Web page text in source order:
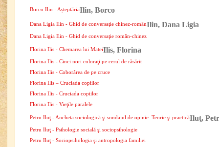
Ilin, Borco
Borco Ilin - Așteptăria
Ilin, Dana Ligia
Dana Ligia Ilin - Ghid de conversaţie chinez-român
Dana Ligia Ilin - Ghid de conversaţie român-chinez
Ilis, Florina
Florina Ilis - Chemarea lui Matei
Florina Ilis - Cinci nori coloraţi pe cerul de răsărit
Florina Ilis - Coborârea de pe cruce
Florina Ilis – Cruciada copiilor
Florina Ilis - Cruciada copiilor
Florina Ilis - Vieţile paralele
Iluţ,
Petru Iluţ - Ancheta sociologică şi sondajul de opinie. Teorie şi practică
Petru Iluţ - Psihologie socială şi sociopsihologie
Petru Iluţ - Sociopsihologia şi antropologia familiei